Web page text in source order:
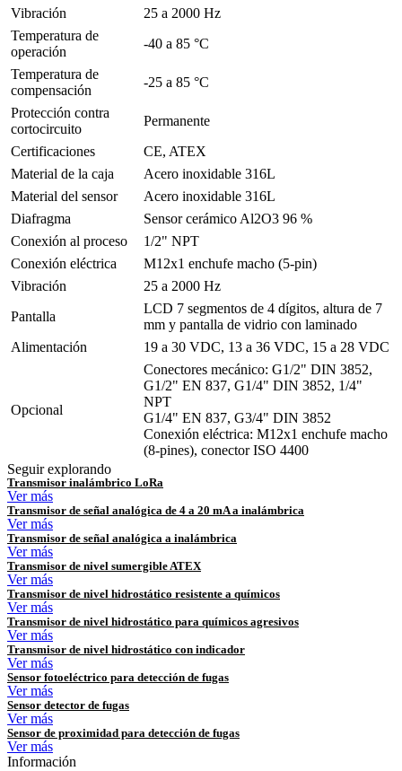
Vibración
25 a 2000 Hz
Temperatura de
operación
-40 a 85 °C
Temperatura de
compensación
-25 a 85 °C
Protección contra
cortocircuito
Permanente
Certificaciones
CE, ATEX
Material de la caja
Acero inoxidable 316L
Material del sensor
Acero inoxidable 316L
Diafragma
Sensor cerámico Al2O3 96 %
Conexión al proceso
1/2" NPT
Conexión eléctrica
M12x1 enchufe macho (5-pin)
Vibración
25 a 2000 Hz
Pantalla
LCD 7 segmentos de 4 dígitos, altura de 7
mm y pantalla de vidrio con laminado
Alimentación
19 a 30 VDC, 13 a 36 VDC, 15 a 28 VDC
Opcional
Conectores mecánico: G1/2" DIN 3852,
G1/2" EN 837, G1/4" DIN 3852, 1/4"
NPT
G1/4" EN 837, G3/4" DIN 3852
Conexión eléctrica: M12x1 enchufe macho
(8-pines), conector ISO 4400
Seguir explorando
Transmisor inalámbrico LoRa
Ver más
Transmisor de señal analógica de 4 a 20 mA a inalámbrica
Ver más
Transmisor de señal analógica a inalámbrica
Ver más
Transmisor de nivel sumergible ATEX
Ver más
Transmisor de nivel hidrostático resistente a químicos
Ver más
Transmisor de nivel hidrostático para químicos agresivos
Ver más
Transmisor de nivel hidrostático con indicador
Ver más
Sensor fotoeléctrico para detección de fugas
Ver más
Sensor detector de fugas
Ver más
Sensor de proximidad para detección de fugas
Ver más
Información